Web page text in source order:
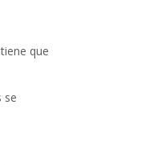
que
se